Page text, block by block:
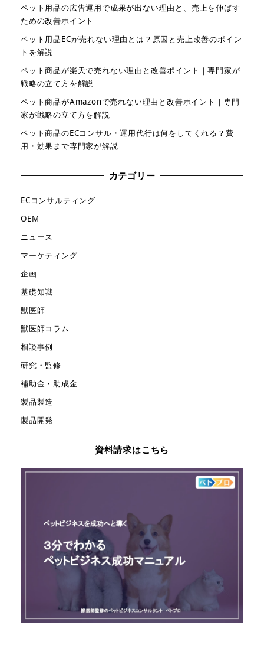
ペット用品の広告運用で成果が出ない理由と、売上を伸ばす
ための改善ポイント
ペット用品ECが売れない理由とは？原因と売上改善のポイン
トを解説
ペット商品が楽天で売れない理由と改善ポイント｜専門家が
戦略の立て方を解説
ペット商品がAmazonで売れない理由と改善ポイント｜専門
家が戦略の立て方を解説
ペット商品のECコンサル・運用代行は何をしてくれる？費
用・効果まで専門家が解説
カテゴリー
ECコンサルティング
OEM
ニュース
マーケティング
企画
基礎知識
獣医師
獣医師コラム
相談事例
研究・監修
補助金・助成金
製品製造
製品開発
資料請求はこちら